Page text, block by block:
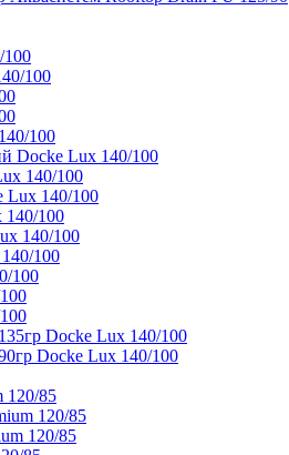
100
100
Docke Lux 140/100
140/100
Lux 140/100
140/100
140/100
100
100
Docke Lux 140/100
Docke Lux 140/100
120/85
120/85
120/85